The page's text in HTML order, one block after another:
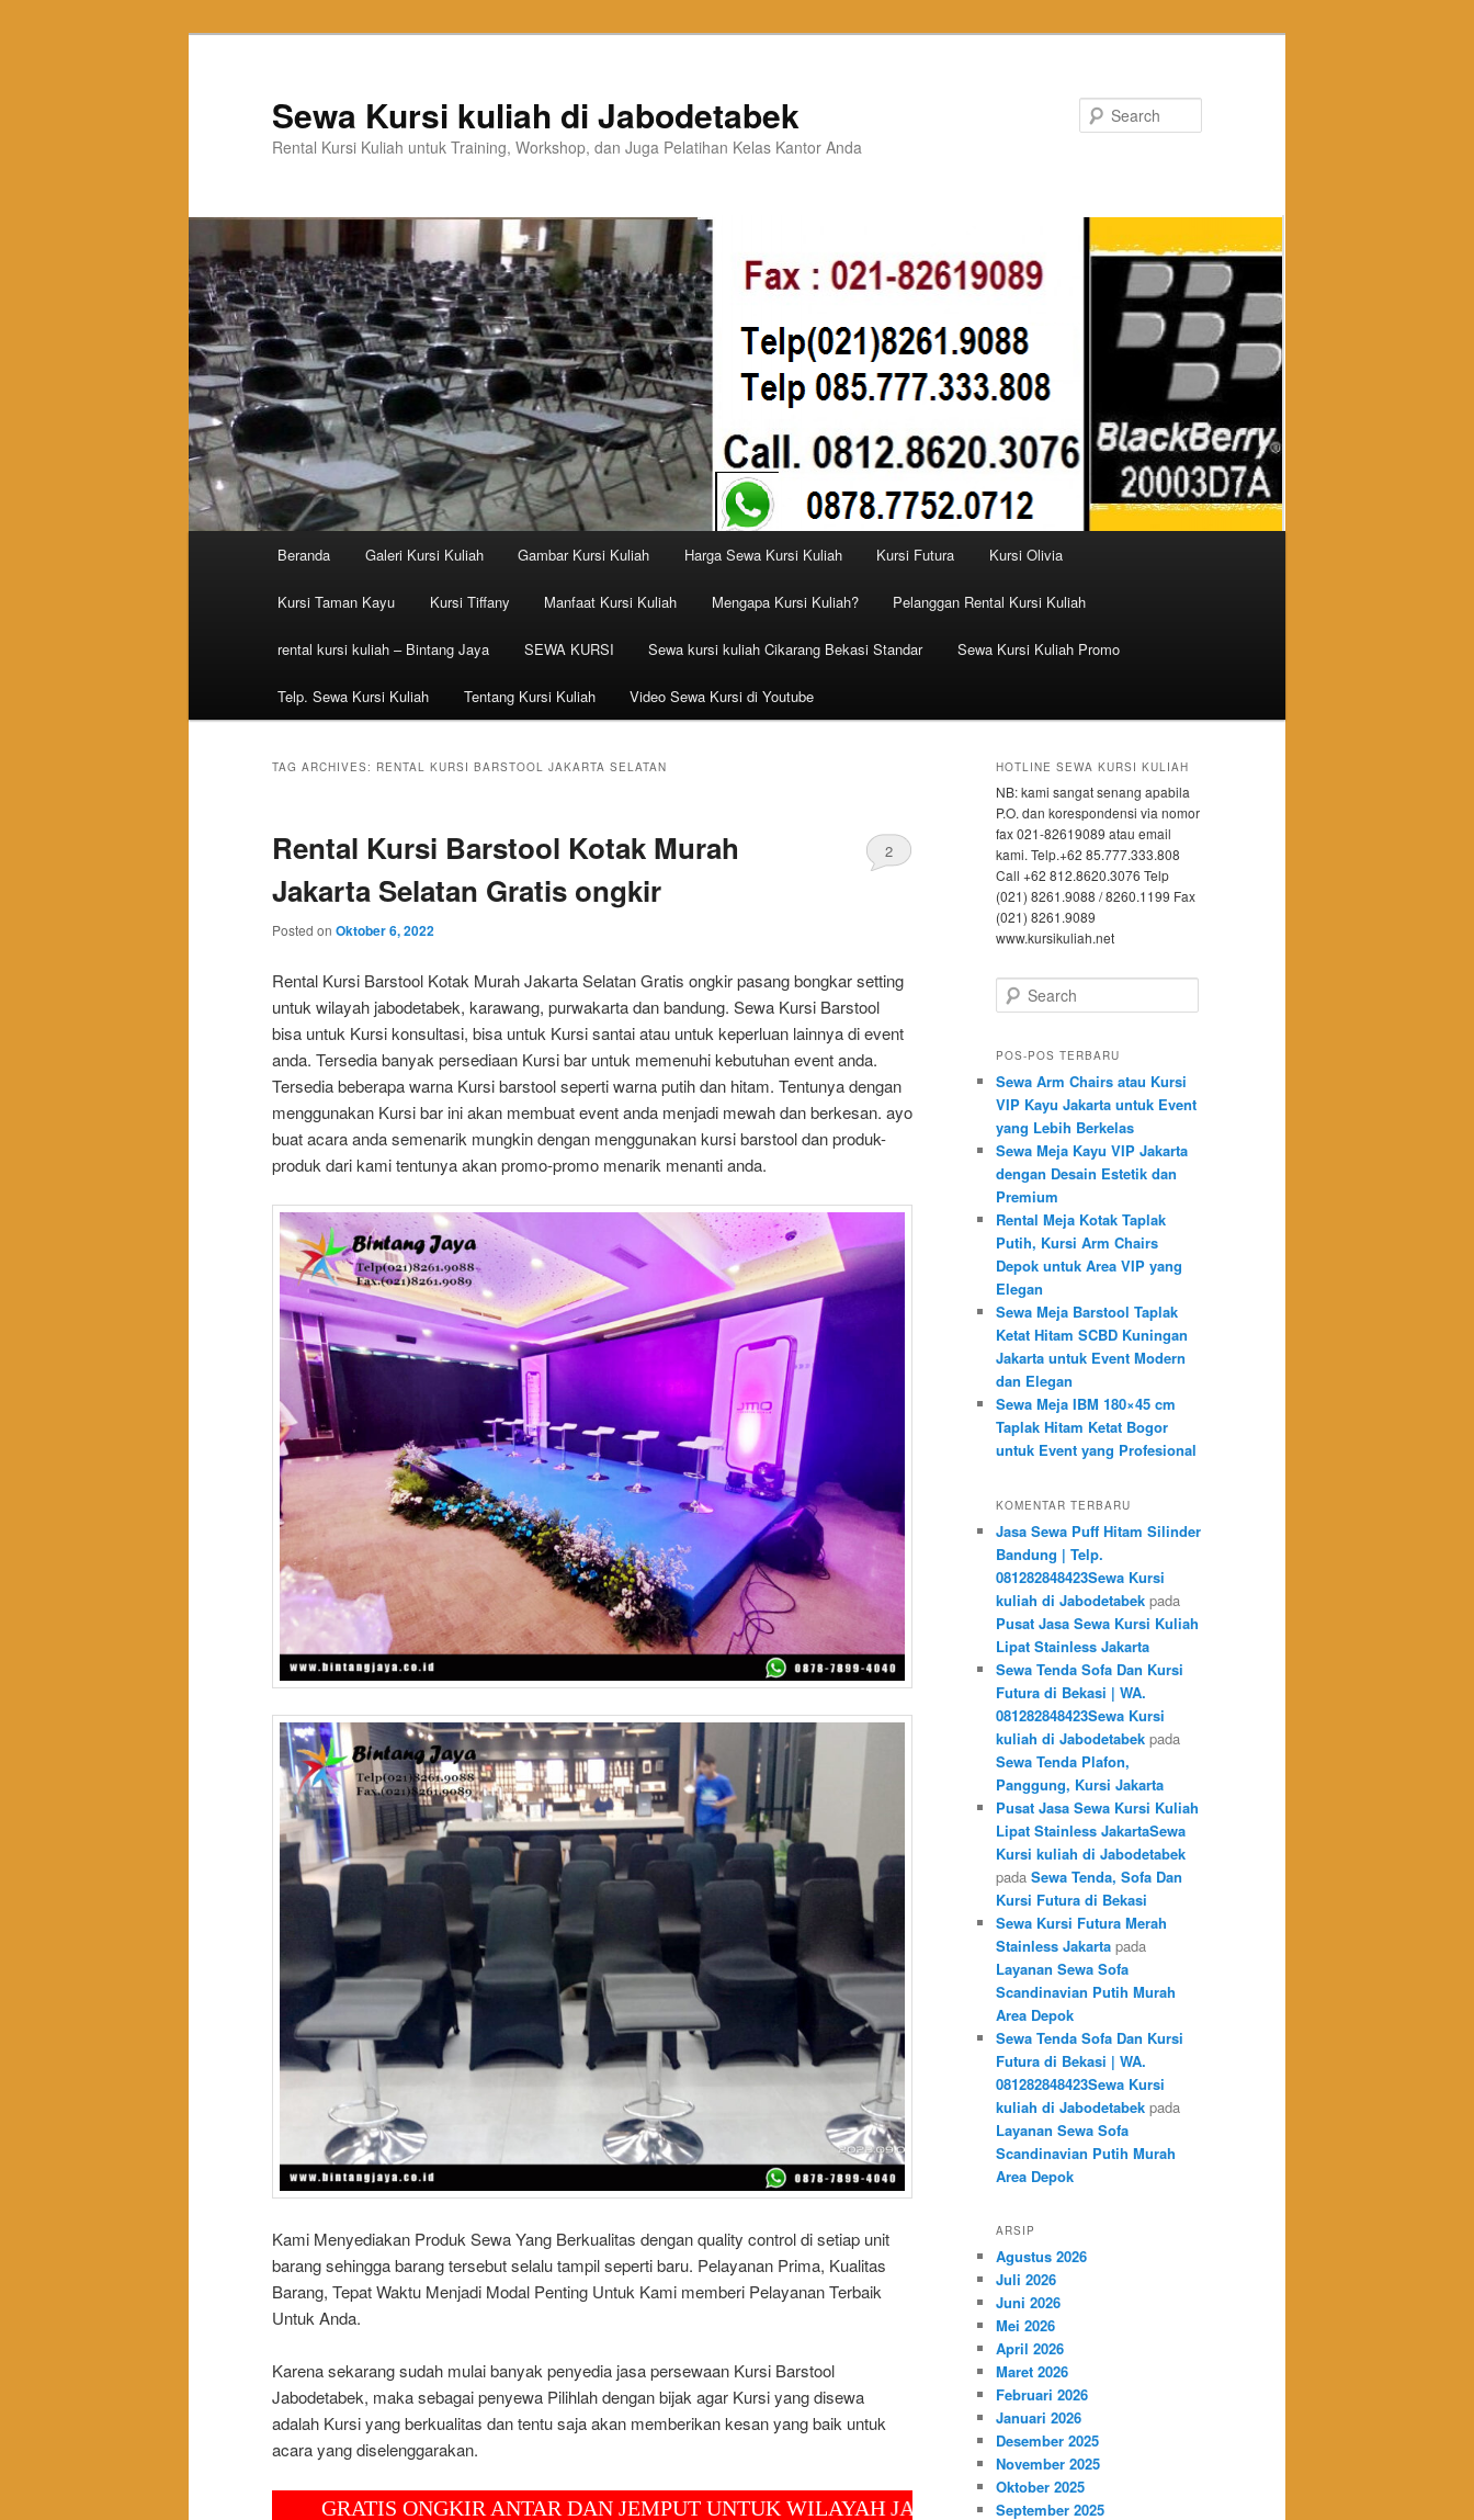
Sewa Kursi kuliah di Jabodetabek
Rental Kursi Kuliah untuk Training, Workshop, dan Juga Pelatihan Kelas Kantor Anda
Skip to primary content
Skip to secondary content
Beranda Galeri Kursi Kuliah Gambar Kursi Kuliah Harga Sewa Kursi Kuliah Kursi Futura Kursi Olivia
Kursi Taman Kayu Kursi Tiffany Manfaat Kursi Kuliah Mengapa Kursi Kuliah? Pelanggan Rental Kursi Kuliah
rental kursi kuliah – Bintang Jaya SEWA KURSI Sewa kursi kuliah Cikarang Bekasi Standar Sewa Kursi Kuliah Promo
Telp. Sewa Kursi Kuliah Tentang Kursi Kuliah Video Sewa Kursi di Youtube
TAG ARCHIVES: RENTAL KURSI BARSTOOL JAKARTA SELATAN
Rental Kursi Barstool Kotak Murah
Jakarta Selatan Gratis ongkir
Posted on Oktober 6, 2022
2
Rental Kursi Barstool Kotak Murah Jakarta Selatan Gratis ongkir pasang bongkar setting
untuk wilayah jabodetabek, karawang, purwakarta dan bandung. Sewa Kursi Barstool
bisa untuk Kursi konsultasi, bisa untuk Kursi santai atau untuk keperluan lainnya di event
anda. Tersedia banyak persediaan Kursi bar untuk memenuhi kebutuhan event anda.
Tersedia beberapa warna Kursi barstool seperti warna putih dan hitam. Tentunya dengan
menggunakan Kursi bar ini akan membuat event anda menjadi mewah dan berkesan. ayo
buat acara anda semenarik mungkin dengan menggunakan kursi barstool dan produk-
produk dari kami tentunya akan promo-promo menarik menanti anda.
Kami Menyediakan Produk Sewa Yang Berkualitas dengan quality control di setiap unit
barang sehingga barang tersebut selalu tampil seperti baru. Pelayanan Prima, Kualitas
Barang, Tepat Waktu Menjadi Modal Penting Untuk Kami memberi Pelayanan Terbaik
Untuk Anda.
Karena sekarang sudah mulai banyak penyedia jasa persewaan Kursi Barstool
Jabodetabek, maka sebagai penyewa Pilihlah dengan bijak agar Kursi yang disewa
adalah Kursi yang berkualitas dan tentu saja akan memberikan kesan yang baik untuk
acara yang diselenggarakan.
GRATIS ONGKIR ANTAR DAN JEMPUT UNTUK WILAYAH JAKARTA, BOGOR, DEPOK DAN BEKASI UNTUK PEMESANAN
HOTLINE SEWA KURSI KULIAH
NB: kami sangat senang apabila
P.O. dan korespondensi via nomor
fax 021-82619089 atau email
kami. Telp.+62 85.777.333.808
Call +62 812.8620.3076 Telp
(021) 8261.9088 / 8260.1199 Fax
(021) 8261.9089
www.kursikuliah.net
Search
POS-POS TERBARU
Sewa Arm Chairs atau Kursi
VIP Kayu Jakarta untuk Event
yang Lebih Berkelas
Sewa Meja Kayu VIP Jakarta
dengan Desain Estetik dan
Premium
Rental Meja Kotak Taplak
Putih, Kursi Arm Chairs
Depok untuk Area VIP yang
Elegan
Sewa Meja Barstool Taplak
Ketat Hitam SCBD Kuningan
Jakarta untuk Event Modern
dan Elegan
Sewa Meja IBM 180×45 cm
Taplak Hitam Ketat Bogor
untuk Event yang Profesional
KOMENTAR TERBARU
Jasa Sewa Puff Hitam Silinder
Bandung | Telp.
081282848423Sewa Kursi
kuliah di Jabodetabek pada
Pusat Jasa Sewa Kursi Kuliah
Lipat Stainless Jakarta
Sewa Tenda Sofa Dan Kursi
Futura di Bekasi | WA.
081282848423Sewa Kursi
kuliah di Jabodetabek pada
Sewa Tenda Plafon,
Panggung, Kursi Jakarta
Pusat Jasa Sewa Kursi Kuliah
Lipat Stainless JakartaSewa
Kursi kuliah di Jabodetabek
pada Sewa Tenda, Sofa Dan
Kursi Futura di Bekasi
Sewa Kursi Futura Merah
Stainless Jakarta pada
Layanan Sewa Sofa
Scandinavian Putih Murah
Area Depok
Sewa Tenda Sofa Dan Kursi
Futura di Bekasi | WA.
081282848423Sewa Kursi
kuliah di Jabodetabek pada
Layanan Sewa Sofa
Scandinavian Putih Murah
Area Depok
ARSIP
Agustus 2026
Juli 2026
Juni 2026
Mei 2026
April 2026
Maret 2026
Februari 2026
Januari 2026
Desember 2025
November 2025
Oktober 2025
September 2025